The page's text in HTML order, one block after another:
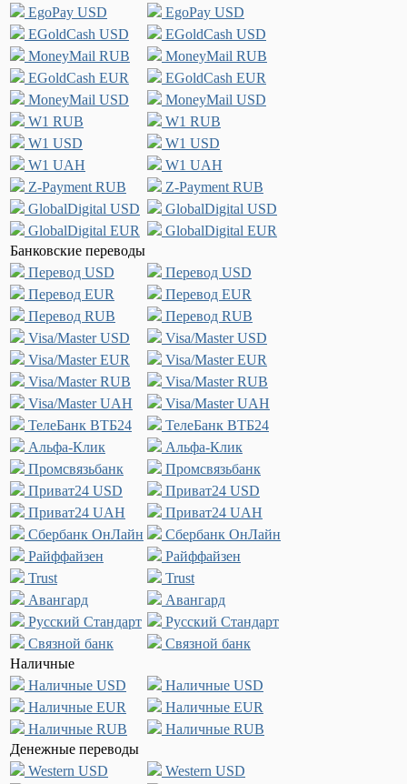
EgoPay USD
EgoPay USD
EGoldCash USD
EGoldCash USD
MoneyMail RUB
MoneyMail RUB
EGoldCash EUR
EGoldCash EUR
MoneyMail USD
MoneyMail USD
W1 RUB
W1 RUB
W1 USD
W1 USD
W1 UAH
W1 UAH
Z-Payment RUB
Z-Payment RUB
GlobalDigital USD
GlobalDigital USD
GlobalDigital EUR
GlobalDigital EUR
Банковские переводы
Перевод USD
Перевод USD
Перевод EUR
Перевод EUR
Перевод RUB
Перевод RUB
Visa/Master USD
Visa/Master USD
Visa/Master EUR
Visa/Master EUR
Visa/Master RUB
Visa/Master RUB
Visa/Master UAH
Visa/Master UAH
ТелеБанк ВТБ24
ТелеБанк ВТБ24
Альфа-Клик
Альфа-Клик
Промсвязьбанк
Промсвязьбанк
Приват24 USD
Приват24 USD
Приват24 UAH
Приват24 UAH
Сбербанк ОнЛайн
Сбербанк ОнЛайн
Райффайзен
Райффайзен
Trust
Trust
Авангард
Авангард
Русский Стандарт
Русский Стандарт
Связной банк
Связной банк
Наличные
Наличные USD
Наличные USD
Наличные EUR
Наличные EUR
Наличные RUB
Наличные RUB
Денежные переводы
Western USD
Western USD